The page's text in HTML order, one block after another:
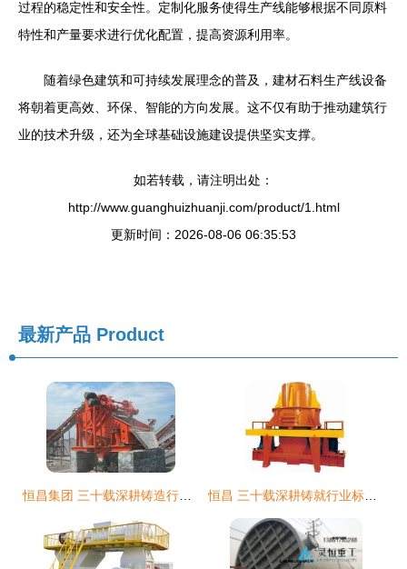
过程的稳定性和安全性。定制化服务使得生产线能够根据不同原料
特性和产量要求进行优化配置，提高资源利用率。
随着绿色建筑和可持续发展理念的普及，建材石料生产线设备
将朝着更高效、环保、智能的方向发展。这不仅有助于推动建筑行
业的技术升级，还为全球基础设施建设提供坚实支撑。
如若转载，请注明出处：
http://www.guanghuizhuanji.com/product/1.html
更新时间：2026-08-06 06:35:53
最新产品 Product